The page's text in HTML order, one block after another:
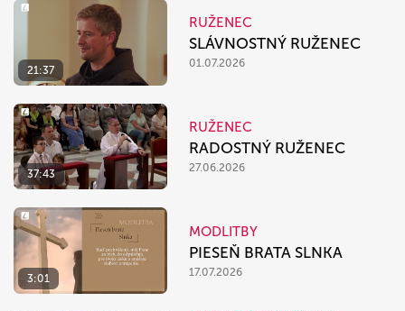
21:37
RUŽENEC
SLÁVNOSTNÝ RUŽENEC
01.07.2026
37:43
RUŽENEC
RADOSTNÝ RUŽENEC
27.06.2026
3:01
MODLITBY
PIESEŇ BRATA SLNKA
17.07.2026